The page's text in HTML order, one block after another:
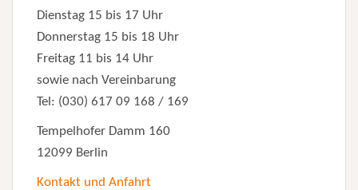
Dienstag 15 bis 17 Uhr
Donnerstag 15 bis 18 Uhr
Freitag 11 bis 14 Uhr
sowie nach Vereinbarung
Tel: (030) 617 09 168 / 169
Tempelhofer Damm 160
12099 Berlin
Kontakt und Anfahrt